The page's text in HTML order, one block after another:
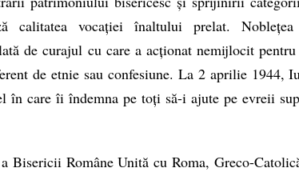
calitatea vocației înaltului prelat.
de curajul cu care a acționat nemijlocit
de etnie sau confesiune. La 2 aprilie 1944,
în care îi îndemna pe toți să-i ajute pe evreii
Bisericii Române Unită cu Roma, Greco-